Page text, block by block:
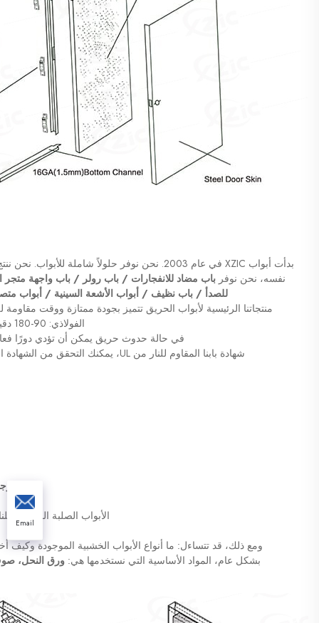
نفسه، نحن نوفر
للصدأ / باب نظيف / أبواب الأشعة السينية / أبواب
الفولاذي: 90-180 دقيقة، وقت مقاومة الحريق للباب الخشبي: 20-90 دقيقة
في حالة حدوث حريق يمكن أن تؤدي دورًا فعالًا
شهادة بابنا المقاوم للنار من UL، يمكنك التحقق من الشهادة المقابلة بناءً على الرقم الموجود على موقع UL الرسمي
ماذا
الأبواب الصلبة المقاومة
ومع ذلك، قد تتساءل: ما أنواع الأبواب الخشبية الموجودة
بشكل عام، المواد الأساسية التي نستخدمها هي: ورق النحل،
Email